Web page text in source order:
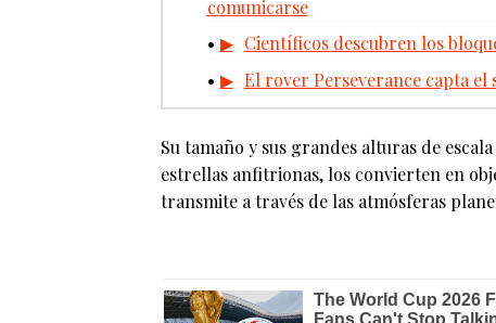
comunicarse
Científicos descubren los
El rover Perseverance capta el
Su tamaño y sus grandes alturas de
estrellas anfitrionas, los convierten en
transmite a través de las atmósferas